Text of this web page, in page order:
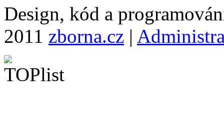
Design, kód a
2011 zborna.cz |